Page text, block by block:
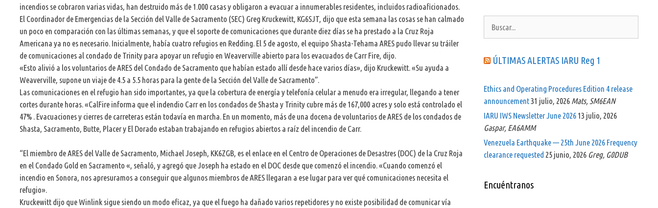
incendios se cobraron varias vidas, han destruido más de 1.000 casas y obligaron a evacuar a innumerables residentes, incluidos radioaficionados.
El Coordinador de Emergencias de la Sección del Valle de Sacramento (SEC) Greg Kruckewitt, KG6SJT, dijo que esta semana las cosas se han calmado
un poco en comparación con las últimas semanas, y que el soporte de comunicaciones que durante diez días se ha prestado a la Cruz Roja
Americana ya no es necesario. Inicialmente, había cuatro refugios en Redding. El 5 de agosto, el equipo Shasta-Tehama ARES pudo llevar su tráiler
de comunicaciones al condado de Trinity para apoyar un refugio en Weaverville abierto para los evacuados de Carr Fire, dijo.
«Esto alivió a los voluntarios de ARES del Condado de Sacramento que habían estado allí desde hace varios días», dijo Kruckewitt. «Su ayuda a
Weaverville, supone un viaje de 4.5 a 5.5 horas para la gente de la Sección del Valle de Sacramento”.
Las comunicaciones en el refugio han sido importantes, ya que la cobertura de energía y telefonía celular a menudo era irregular, llegando a tener
cortes durante horas. «CalFire informa que el indendio Carr en los condados de Shasta y Trinity cubre más de 167,000 acres y solo está controlado el
47% . Evacuaciones y cierres de carreteras están todavía en marcha. En un momento, más de una docena de voluntarios de ARES de los condados de
Shasta, Sacramento, Butte, Placer y El Dorado estaban trabajando en refugios abiertos a raíz del incendio de Carr.
“El miembro de ARES del Valle de Sacramento, Michael Joseph, KK6ZGB, es el enlace en el Centro de Operaciones de Desastres (DOC) de la Cruz Roja
en el Condado Gold en Sacramento «, señaló, y agregó que Joseph ha estado en el DOC desde que comenzó el incendio. «Cuando comenzó el
incendio en Sonora, nos apresuramos a conseguir que algunos miembros de ARES llegaran a ese lugar para ver qué comunicaciones necesita el
refugio».
Kruckewitt dijo que Winlink sigue siendo un modo eficaz, ya que el fuego ha dañado varios repetidores y no existe posibilidad de comunicar vía
ÚLTIMAS ALERTAS IARU Reg 1
Ethics and Operating Procedures Edition 4 release
announcement31 julio, 2026 Mats, SM6EAN
IARU IWS Newsletter June 2026 13 julio, 2026
Gaspar, EA6AMM
Venezuela Earthquake — 25th June 2026 Frequency
clearance requested 25 junio, 2026 Greg, G0DUB
Encuéntranos